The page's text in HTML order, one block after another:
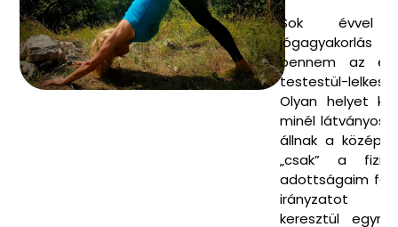
Sok évvel
jógagyakorlás
bennem az
testestül-
Olyan helyet
minél
állnak a
„csak” a
adottságaim
irányzatot
keresztül